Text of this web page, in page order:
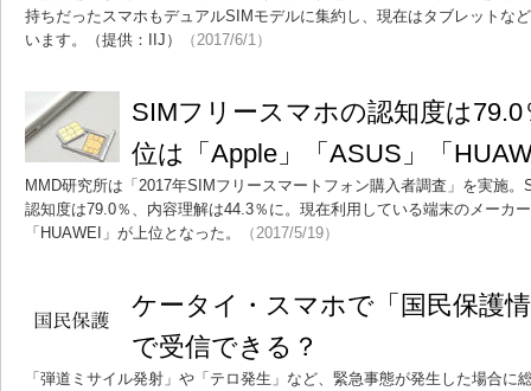
持ちだったスマホもデュアルSIMモデルに集約し、現在はタブレットな
います。（提供：IIJ）
（2017/6/1）
SIMフリースマホの認知度は
位は「Apple」「ASUS」「
MMD研究所は「2017年SIMフリースマートフォン購入者調査」を実施
認知度は79.0％、内容理解は44.3％に。現在利用している端末のメーカ
「HUAWEI」が上位となった。
（2017/5/19）
ケータイ・スマホで「国民保護
で受信できる？
「弾道ミサイル発射」や「テロ発生」など、緊急事態が発生した場合に